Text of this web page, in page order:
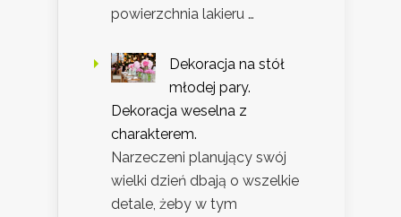
powierzchnia lakieru …
Dekoracja na stół
młodej pary.
Dekoracja weselna z
charakterem.
Narzeczeni planujący swój
wielki dzień dbają o wszelkie
detale, żeby w tym